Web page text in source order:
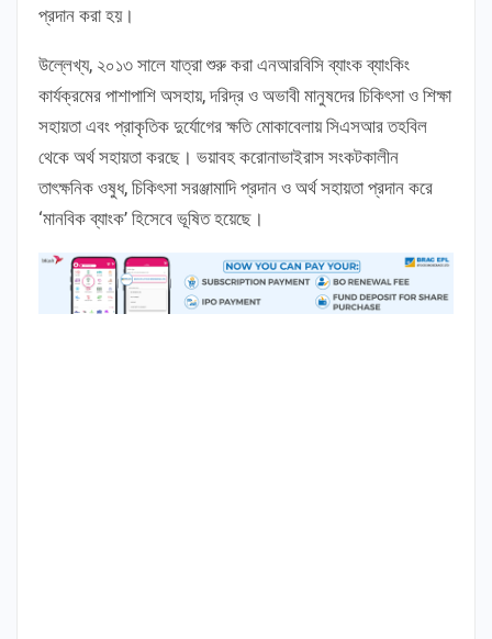
প্রদান করা হয়।
উল্লেখ্য, ২০১৩ সালে যাত্রা শুরু করা এনআরবিসি ব্যাংক ব্যাংকিং
কার্যক্রমের পাশাপাশি অসহায়, দরিদ্র ও অভাবী মানুষদের চিকিৎসা ও শিক্ষা
সহায়তা এবং প্রাকৃতিক দুর্যোগের ক্ষতি মোকাবেলায় সিএসআর তহবিল
থেকে অর্থ সহায়তা করছে। ভয়াবহ করোনাভাইরাস সংকটকালীন
তাৎক্ষনিক ওষুধ, চিকিৎসা সরঞ্জামাদি প্রদান ও অর্থ সহায়তা প্রদান করে
‘মানবিক ব্যাংক’ হিসেবে ভূষিত হয়েছে।